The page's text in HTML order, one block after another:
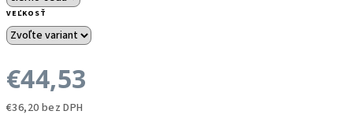
VEĽKOSŤ
€44,53
€36,20 bez DPH